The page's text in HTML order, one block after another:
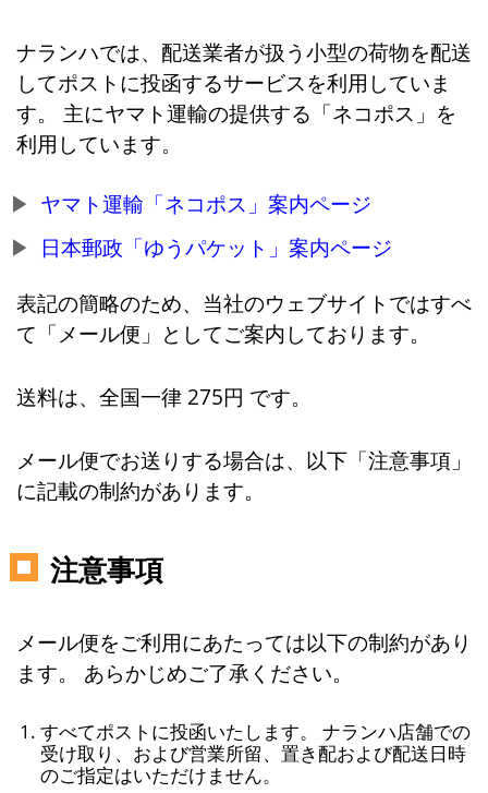
ナランハでは、配送業者が扱う小型の荷物を配送
してポストに投函するサービスを利用していま
す。 主にヤマト運輸の提供する「ネコポス」を
利用しています。
ヤマト運輸「ネコポス」案内ページ
日本郵政「ゆうパケット」案内ページ
表記の簡略のため、当社のウェブサイトではすべ
て「メール便」としてご案内しております。
送料は、全国一律 275円 です。
メール便でお送りする場合は、以下「注意事項」
に記載の制約があります。
注意事項
メール便をご利用にあたっては以下の制約があり
ます。 あらかじめご了承ください。
すべてポストに投函いたします。 ナランハ店舗での
受け取り、および営業所留、置き配および配送日時
のご指定はいただけません。